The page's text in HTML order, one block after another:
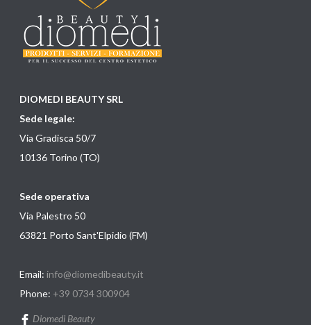
DIOMEDI BEAUTY SRL
Sede legale:
Via Gradisca 50/7
10136 Torino (TO)
Sede operativa
Via Palestro 50
63821 Porto Sant'Elpidio (FM)
Email: info@diomedibeauty.it
Phone: +39 0734 300904
Diomedi Beauty